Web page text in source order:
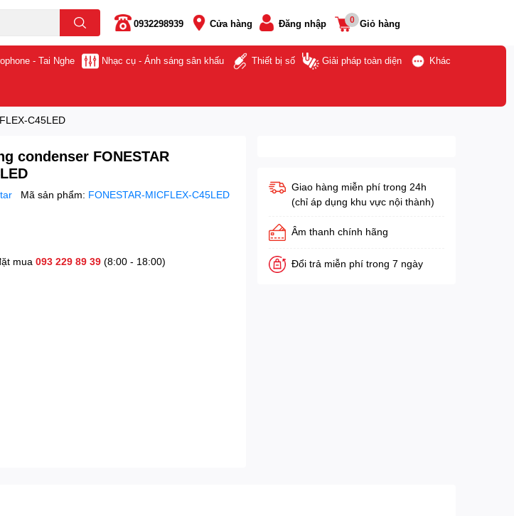
0932298939 Cửa hàng Đăng nhập Giỏ hàng
0
- Tai Nghe Nhạc cụ - Ánh sáng sân khấu Thiết bị số Giải pháp toàn diện Khác
C45LED
condenser FONESTAR
Mã sản phẩm: FONESTAR-MICFLEX-C45LED
mua 093 229 89 39(8:00 - 18:00)
Giao hàng miễn phí trong 24h
(chỉ áp dụng khu vực nội thành)
Âm thanh chính hãng
Đổi trả miễn phí trong 7 ngày